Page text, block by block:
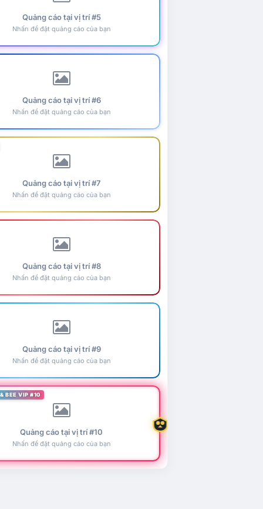
Quảng cáo tại vị trí #5
Nhấn để đặt quảng cáo của bạn
Quảng cáo tại vị trí #6
Nhấn để đặt quảng cáo của bạn
Quảng cáo tại vị trí #7
Nhấn để đặt quảng cáo của bạn
Quảng cáo tại vị trí #8
Nhấn để đặt quảng cáo của bạn
Quảng cáo tại vị trí #9
Nhấn để đặt quảng cáo của bạn
BEE VIP #10
Quảng cáo tại vị trí #10
Nhấn để đặt quảng cáo của bạn